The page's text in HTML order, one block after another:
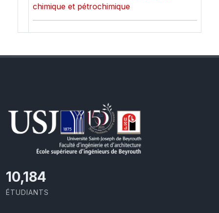
chimique et pétrochimique
10,801
ÉTUDIANTS